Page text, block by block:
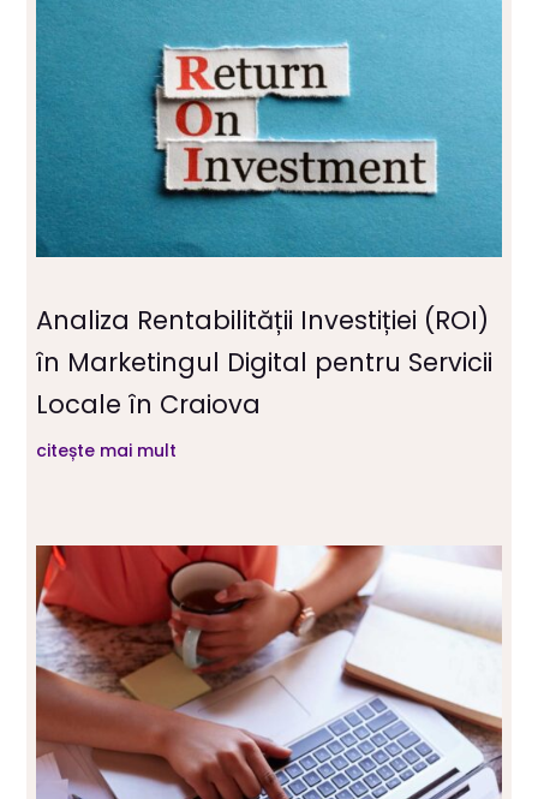
Analiza Rentabilității Investiției (ROI)
în Marketingul Digital pentru Servicii
Locale în Craiova
citește mai mult